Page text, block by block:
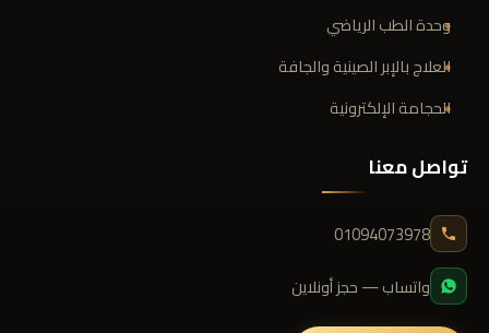
وحدة الطب الرياضي
العلاج بالإبر الصينية والجافة
الحجامة الإلكترونية
تواصل معنا
01094073978
واتساب — حجز أونلاين